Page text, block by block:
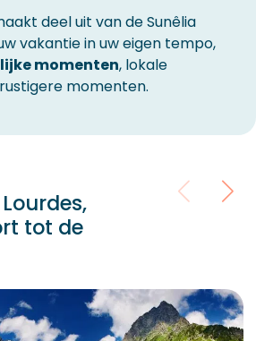
deel uit van de Sunêlia
vakantie in uw eigen tempo,
momenten, lokale
momenten.
tot de